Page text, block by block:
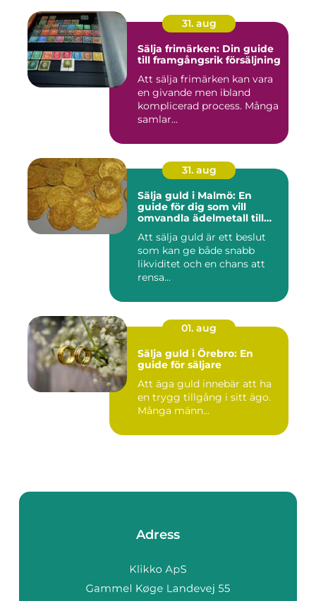
31. aug
Sälja frimärken: Din guide
till framgångsrik försäljning
Att sälja frimärken kan vara
en givande men ibland
komplicerad process. Många
samlar...
31. aug
Sälja guld i Malmö: En
guide för dig som vill
omvandla ädelmetall till
Att sälja guld är ett beslut
som kan ge både snabb
likviditet och en chans att
rensa...
01. aug
Sälja guld i Örebro: En
guide för säljare
Att äga guld innebär att ha
en trygg tillgång i sitt ägo.
Många männ...
Adress